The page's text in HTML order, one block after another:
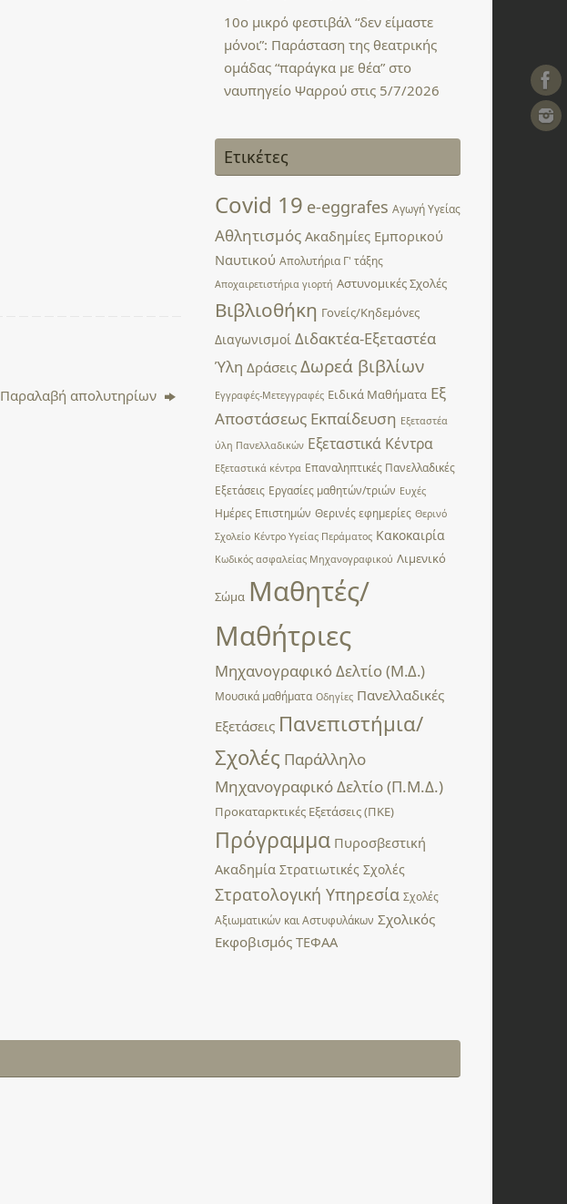
Παραλαβή απολυτηρίων
10ο μικρό φεστιβάλ “δεν είμαστε
μόνοι”: Παράσταση της θεατρικής
ομάδας “παράγκα με θέα” στο
ναυπηγείο Ψαρρού στις 5/7/2026
Ετικέτες
Covid 19 e-eggrafes Αγωγή Υγείας
Αθλητισμός Ακαδημίες Εμπορικού
Ναυτικού Απολυτήρια Γ' τάξης
Αποχαιρετιστήρια γιορτή Αστυνομικές Σχολές
Βιβλιοθήκη Γονείς/Κηδεμόνες
Διαγωνισμοί Διδακτέα-Εξεταστέα
Ύλη Δράσεις Δωρεά βιβλίων
Εγγραφές-Μετεγγραφές Ειδικά Μαθήματα Εξ
Αποστάσεως Εκπαίδευση Εξεταστέα
ύλη Πανελλαδικών Εξεταστικά Κέντρα
Εξεταστικά κέντρα Επαναληπτικές Πανελλαδικές
Εξετάσεις Εργασίες μαθητών/τριών Ευχές
Ημέρες Επιστημών Θερινές εφημερίες Θερινό
Σχολείο Κέντρο Υγείας Περάματος Κακοκαιρία
Κωδικός ασφαλείας Μηχανογραφικού Λιμενικό
Σώμα Μαθητές/
Μαθήτριες
Μηχανογραφικό Δελτίο (Μ.Δ.)
Μουσικά μαθήματα Οδηγίες Πανελλαδικές
Εξετάσεις Πανεπιστήμια/
Σχολές Παράλληλο
Μηχανογραφικό Δελτίο (Π.Μ.Δ.)
Προκαταρκτικές Εξετάσεις (ΠΚΕ)
Πρόγραμμα Πυροσβεστική
Ακαδημία Στρατιωτικές Σχολές
Στρατολογική Υπηρεσία Σχολές
Αξιωματικών και Αστυφυλάκων Σχολικός
Εκφοβισμός ΤΕΦΑΑ